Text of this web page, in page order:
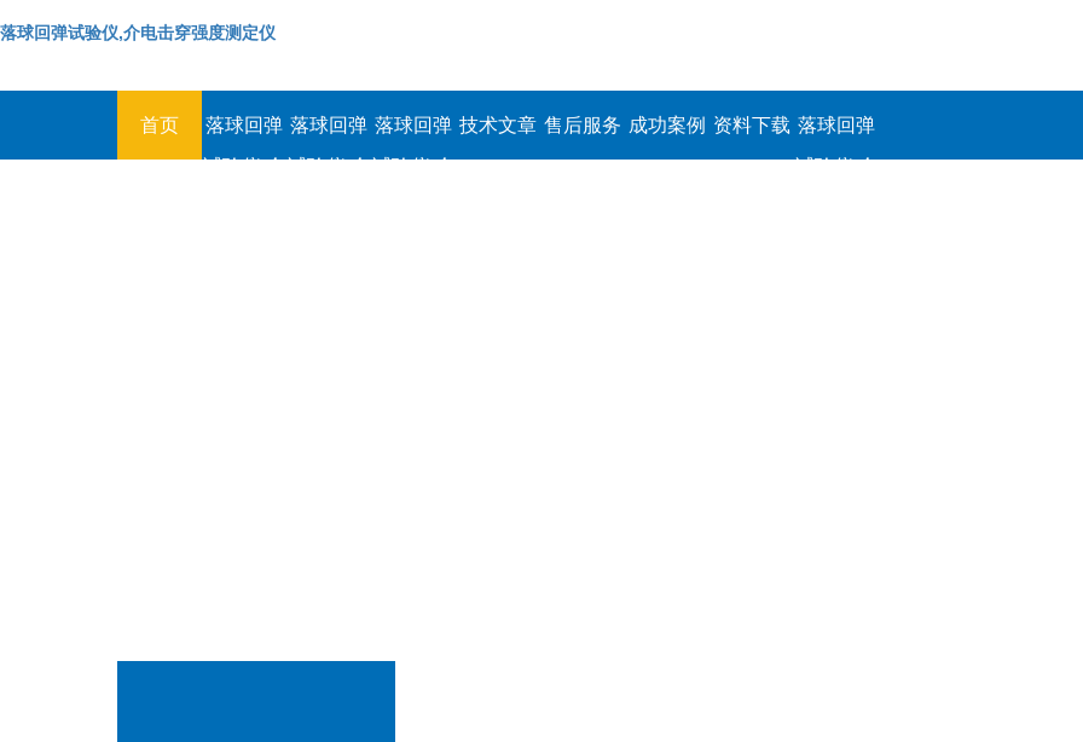
落球回弹试验仪,介电击穿强度测定仪
首页
落球回弹
试验仪,介
落球回弹
试验仪,介
落球回弹
试验仪,介
技术文章 售后服务 成功案例 资料下载 落球回弹
试验仪,介